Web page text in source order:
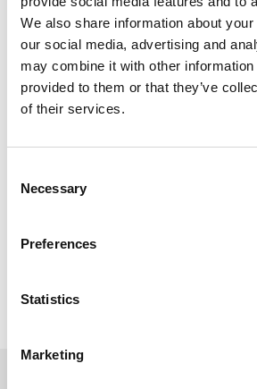
We also share information about
our social media, advertising and
may combine it with other information
provided to them or that they’ve
of their services.
Necessary
Preferences
Statistics
Marketing
Avantages
Plus d'informations